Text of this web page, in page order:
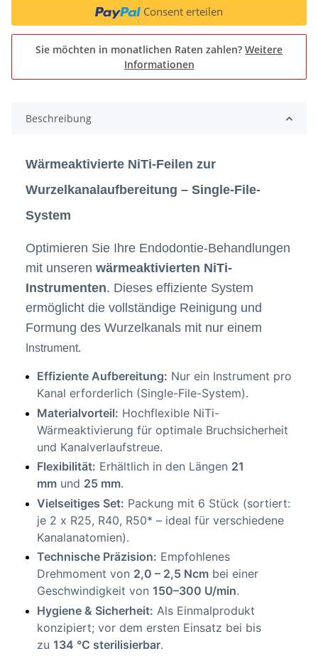
Consent erteilen
Sie möchten in monatlichen Raten zahlen? Weitere
Informationen
Beschreibung
Wärmeaktivierte NiTi-Feilen zur
Wurzelkanalaufbereitung – Single-File-
System
Optimieren Sie Ihre Endodontie-Behandlungen
mit unseren wärmeaktivierten NiTi-
Instrumenten. Dieses effiziente System
ermöglicht die vollständige Reinigung und
Formung des Wurzelkanals mit nur einem
Instrument.
Effiziente Aufbereitung: Nur ein Instrument pro
Kanal erforderlich (Single-File-System).
Materialvorteil: Hochflexible NiTi-
Wärmeaktivierung für optimale Bruchsicherheit
und Kanalverlaufstreue.
Flexibilität: Erhältlich in den Längen 21
mm und 25 mm.
Vielseitiges Set: Packung mit 6 Stück (sortiert:
je 2 x R25, R40, R50* – ideal für verschiedene
Kanalanatomien).
Technische Präzision: Empfohlenes
Drehmoment von 2,0 – 2,5 Ncm bei einer
Geschwindigkeit von150–300 U/min.
Hygiene & Sicherheit: Als Einmalprodukt
konzipiert; vor dem ersten Einsatz bei bis
zu134 °C sterilisierbar.